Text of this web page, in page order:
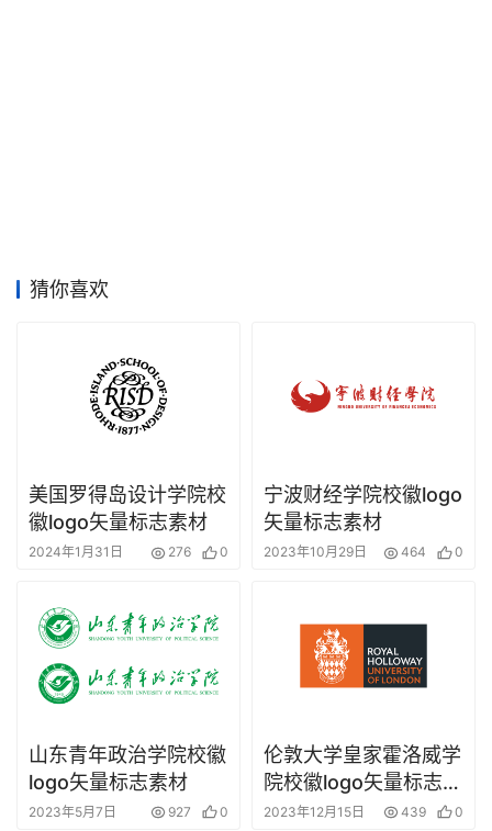
猜你喜欢
美国罗得岛设计学院校
徽logo矢量标志素材
2024年1月31日 276 0
宁波财经学院校徽logo
矢量标志素材
2023年10月29日 464 0
山东青年政治学院校徽
logo矢量标志素材
2023年5月7日 927 0
伦敦大学皇家霍洛威学
院校徽logo矢量标志素
材
2023年12月15日 439 0